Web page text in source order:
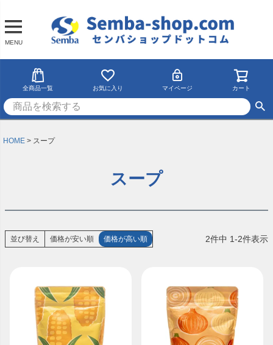
MENU
全商品一覧 お気に入り マイページ カート
HOME スープ
スープ
並び替え 価格が安い順 価格が高い順 2件中 1-2件表示